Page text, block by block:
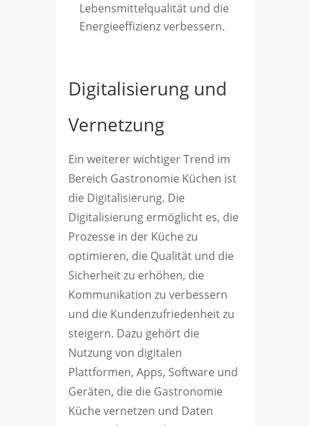
Lebensmittelqualität und die
Energieeffizienz verbessern.
Digitalisierung und
Vernetzung
Ein weiterer wichtiger Trend im
Bereich Gastronomie Küchen ist
die Digitalisierung. Die
Digitalisierung ermöglicht es, die
Prozesse in der Küche zu
optimieren, die Qualität und die
Sicherheit zu erhöhen, die
Kommunikation zu verbessern
und die Kundenzufriedenheit zu
steigern. Dazu gehört die
Nutzung von digitalen
Plattformen, Apps, Software und
Geräten, die die Gastronomie
Küche vernetzen und Daten